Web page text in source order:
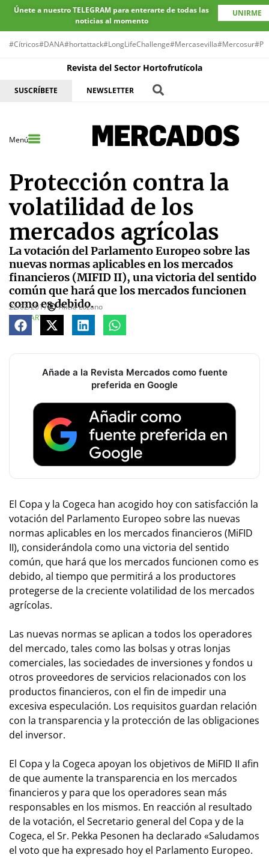
Únete a nuestro TELEGRAM para enterarte de todas las
noticias al momento
UNIRME
#Cítricos#DANA#hortattack#LongLifeChallenge#Mercasevilla#Mercosur
Revista del Sector Hortofrutícola
SUSCRÍBETE NEWSLETTER
Menú
Protección contra la
volatilidad de los
mercados agrícolas
La votación del Parlamento Europeo sobre las
nuevas normas aplicables en los mercados
financieros (MIFID II), una victoria del sentido
común que hará que los mercados funcionen
como es debido.
22/02/2017
Alicia Lozano
COMPARTE
Añade a la Revista Mercados como fuente
preferida en Google
El Copa y la Cogeca han acogido hoy con satisfacción la
votación del Parlamento Europeo sobre las nuevas
normas aplicables en los mercados financieros (MiFID
II), considerándola como una victoria del sentido
común, que hará que los mercados funcionen como es
debido, al tiempo que permitirá a los productores
protegerse de la creciente volatilidad de los mercados
agrícolas.
Las nuevas normas se aplican a todos los operadores
del mercado, tales como las bolsas y otras lonjas
comerciales, las sociedades de inversiones y fondos u
otros proveedores de servicios relacionados con los
productos financieros, con el fin de impedir una
excesiva especulación. Los requisitos guardan relación
con la transparencia y la protección de las obligaciones
del inversor.
El Copa y la Cogeca apoyan los objetivos de MiFID II afin
de que aumente la transparencia en los mercados
financieros y para que los operadores sean más
responsables en los mismos. En reacción al resultado
de la votación, el Secretario general del Copa y de la
Cogeca, el Sr. Pekka Pesonen ha declarado «Saludamos
el voto que ha expresado hoy el Parlamento Europeo.